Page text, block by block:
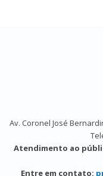
Av. Coronel José
Atendimento ao
Entre em contato: